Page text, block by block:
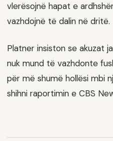
vlerësojnë hapat e
vazhdojnë të dalin në dritë.
Platner insiston se akuzat
nuk mund të vazhdonte
për më shumë hollësi mbi
shihni raportimin e CBS